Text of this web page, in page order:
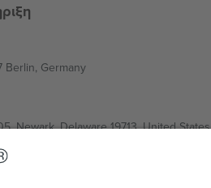
Berlin, Germany
Newark, Delaware 19713, United States